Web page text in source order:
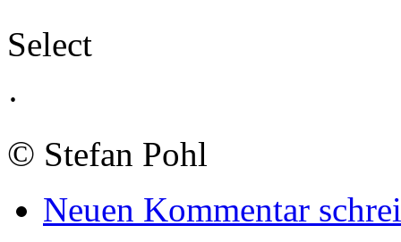
Select
·
© Stefan Pohl
Neuen Kommentar